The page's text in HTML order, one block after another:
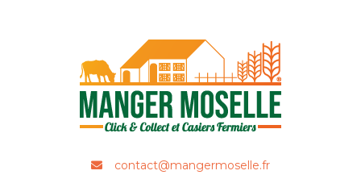
contact@mangermoselle.fr